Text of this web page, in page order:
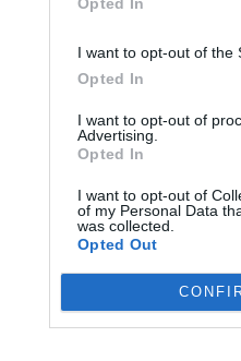
I want to opt-out of the
Opted In
I want to opt-out of
Advertising.
Opted In
I want to opt-out of
of my Personal Data
was collected.
Opted Out